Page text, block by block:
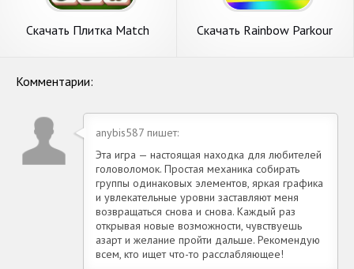
Скачать Плитка Match
Скачать Rainbow Parkour
Комментарии:
anybis587 пишет:
Эта игра — настоящая находка для любителей
головоломок. Простая механика собирать
группы одинаковых элементов, яркая графика
и увлекательные уровни заставляют меня
возвращаться снова и снова. Каждый раз
открывая новые возможности, чувствуешь
азарт и желание пройти дальше. Рекомендую
всем, кто ищет что-то расслабляющее!